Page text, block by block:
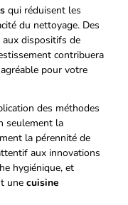
qui réduisent les
du nettoyage. Des
dispositifs de
contribuera
pour votre
des méthodes
seulement la
la pérennité de
aux innovations
hygiénique, et
une cuisine